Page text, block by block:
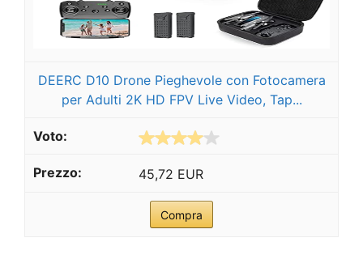
DEERC D10 Drone Pieghevole con Fotocamera
per Adulti 2K HD FPV Live Video, Tap...
45,72 EUR
Compra